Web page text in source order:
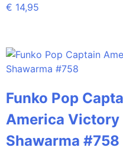
€ 14,95
Funko Pop
America Victory
Shawarma #758